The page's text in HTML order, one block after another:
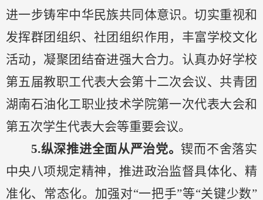
进一步铸牢中华民族共同体意识。切实重视和
发挥群团组织、社团组织作用，丰富学校文化
活动，凝聚团结奋进强大合力。认真办好学校
第五届教职工代表大会第十二次会议、共青团
湖南石油化工职业技术学院第一次代表大会和
第五次学生代表大会等重要会议。
5.纵深推进全面从严治党。 锲而不舍落实
中央八项规定精神，推进政治监督具体化、精
准化、常态化。加强对“一把手”等“关键少数”